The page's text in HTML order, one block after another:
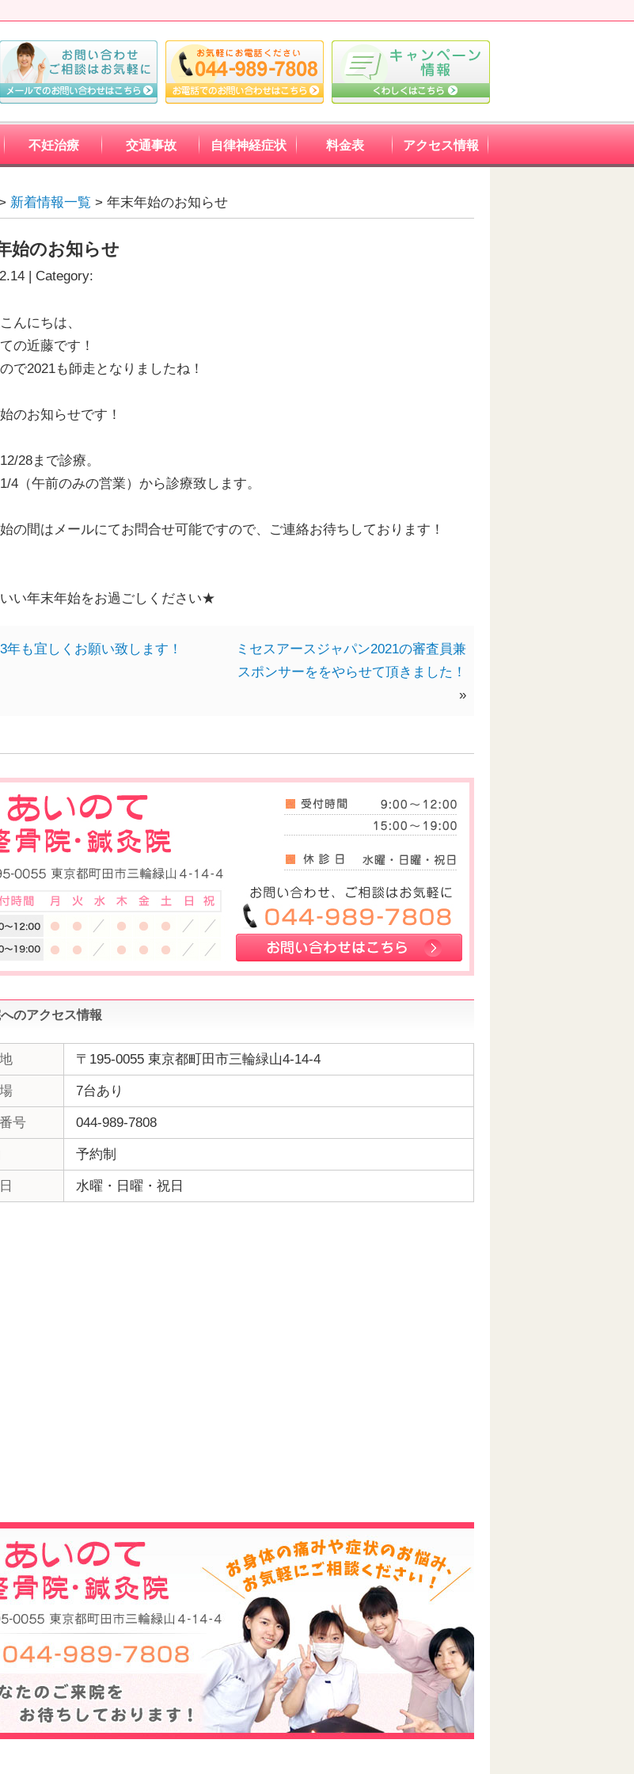
不妊治療 交通事故 自律神経症状 料金表 アクセス情報
新着情報一覧 > 年末年始のお知らせ
始のお知らせ
| Category:
んにちは、
の近藤です！
で2021も師走となりましたね！
のお知らせです！
28まで診療。
4（午前のみの営業）から診療致します。
の間はメールにてお問合せ可能ですので、ご連絡お待ちしております！
い年末年始をお過ごしください★
ミセスアースジャパン2021の審査員兼
スポンサーををやらせて頂きました！
»
年も宜しくお願い致します！
のアクセス情報
〒195-0055 東京都町田市三輪緑山4-14-4
7台あり
号 044-989-7808
予約制
水曜・日曜・祝日